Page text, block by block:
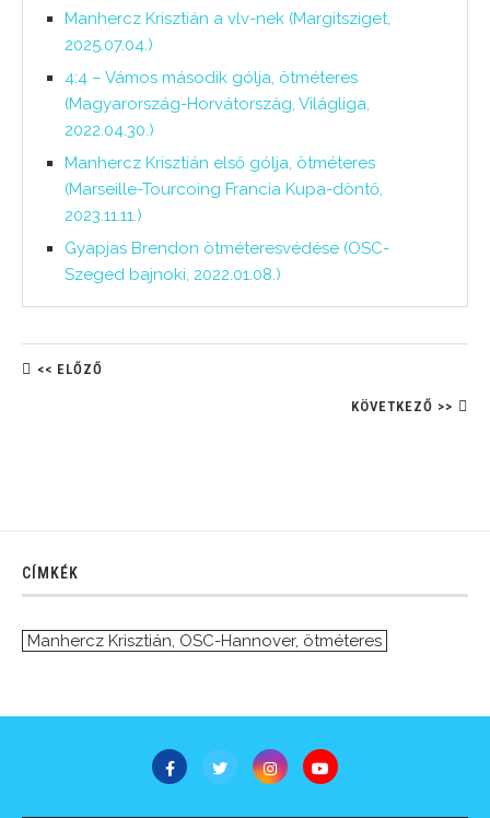
Manhercz Krisztián a vlv-nek (Margitsziget,
2025.07.04.)
4:4 – Vámos második gólja, ötméteres
(Magyarország-Horvátország, Világliga,
2022.04.30.)
Manhercz Krisztián első gólja, ötméteres
(Marseille-Tourcoing Francia Kupa-döntő,
2023.11.11.)
Gyapjas Brendon ötméteresvédése (OSC-
Szeged bajnoki, 2022.01.08.)
<< ELŐZŐ
KÖVETKEZŐ >>
CÍMKÉK
Manhercz Krisztián, OSC-Hannover, ötméteres